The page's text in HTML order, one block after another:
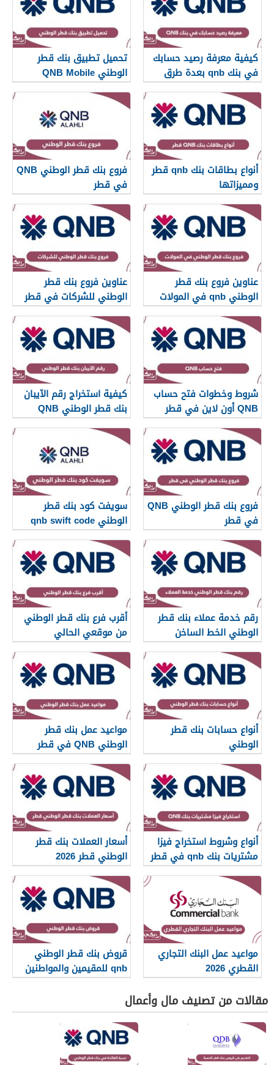
كيفية معرفة رصيد حسابك
في بنك qnb بعدة طرق
تحميل تطبيق بنك قطر
الوطني QNB Mobile
أنواع بطاقات بنك qnb قطر
ومميزاتها
فروع بنك قطر الوطني QNB
في قطر
عناوين فروع بنك قطر
الوطني qnb في المولات
في قطر
عناوين فروع بنك قطر
الوطني للشركات في قطر
شروط وخطوات فتح حساب
QNB أون لاين في قطر
كيفية استخراج رقم الآيبان
بنك قطر الوطني QNB
فروع بنك قطر الوطني QNB
في قطر
سويفت كود بنك قطر
الوطني qnb swift code
رقم خدمة عملاء بنك قطر
الوطني الخط الساخن
أقرب فرع بنك قطر الوطني
من موقعي الحالي
أنواع حسابات بنك قطر
الوطني
مواعيد عمل بنك قطر
الوطني QNB في قطر
2026
أنواع وشروط استخراج فيزا
مشتريات بنك qnb في قطر
2026
أسعار العملات بنك قطر
الوطني قطر 2026
مواعيد عمل البنك التجاري
القطري 2026
قروض بنك قطر الوطني
qnb للمقيمين والمواطنين
2026
مقالات من تصنيف مال وأعمال